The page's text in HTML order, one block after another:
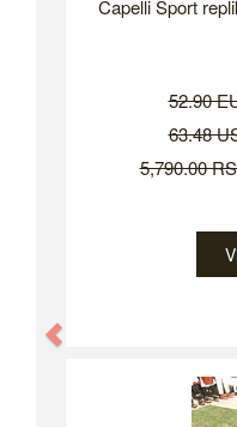
Capelli Sport
52.90
63.48
5,790.00